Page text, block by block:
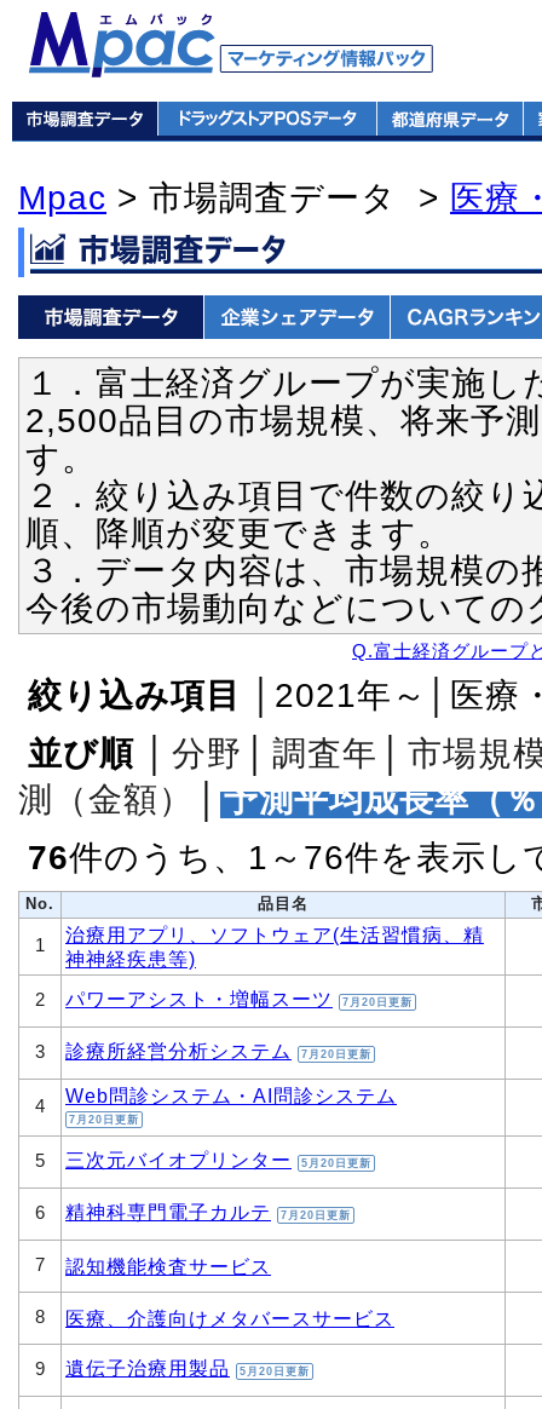
Mpac > 市場調査データ > 医療
１．富士経済グループが実施し
2,500品目の市場規模、将来予
す。
２．絞り込み項目で件数の絞
順、降順が変更できます。
３．データ内容は、市場規模
今後の市場動向などについて
Q.富士経済グループ
絞り込み項目
│2021年～│医療
並び順
分野 調査年
市場規
測（金額）
予測平均成長率（
76件のうち、1～76件を表示し
No. 品目名
1
治療用アプリ、ソフトウェア(生活習慣病、精
神神経疾患等)
2 パワーアシスト・増幅スーツ 7月20日更新
3 診療所経営分析システム 7月20日更新
4 Web問診システム・AI問診システム
7月20日更新
5 三次元バイオプリンター 5月20日更新
6 精神科専門電子カルテ 7月20日更新
7 認知機能検査サービス
8 医療、介護向けメタバースサービス
9 遺伝子治療用製品 5月20日更新